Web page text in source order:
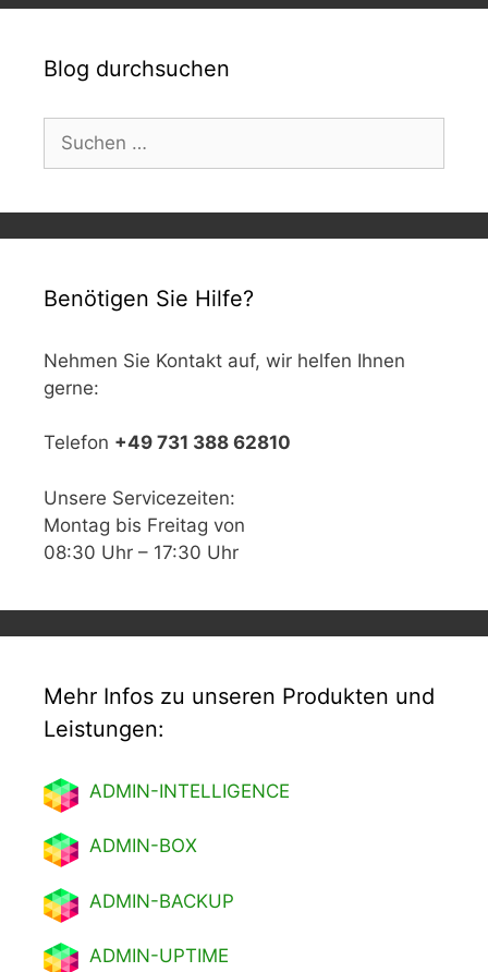
Blog durchsuchen
nach:
Benötigen Sie Hilfe?
Nehmen Sie Kontakt auf, wir helfen Ihnen
gerne:
Telefon +49 731 388 62810
Unsere Servicezeiten:
Montag bis Freitag von
08:30 Uhr – 17:30 Uhr
Mehr Infos zu unseren Produkten und
Leistungen:
ADMIN-INTELLIGENCE
ADMIN-BOX
ADMIN-BACKUP
ADMIN-UPTIME